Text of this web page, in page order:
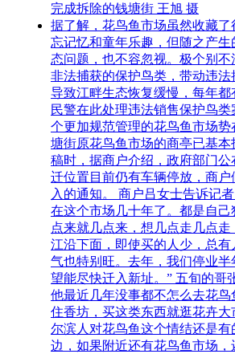
完成拆除的钱塘街 王旭 摄
据了解，花鸟鱼市场虽然收藏
忘记忆和童年乐趣，但随之产生
态问题，也不容忽视。极个别
非法捕获的保护鸟类，带动违法
导致江畔生态恢复缓慢，每年
民警在此处理违法销售保护鸟
个更加规范管理的花鸟鱼市场
塘街原花鸟鱼市场的商亭已基
稿时，据商户介绍，政府部门公
迁位置目前仍有车辆停放，商
入的通知。 商户吕女士告诉记
在这个市场几十年了。都是自
点来就几点来，想几点走几点
江沿下面，即使买的人少，总有
气也特别旺。去年，我们停业
望能尽快迁入新址。” 五旬的哥
他最近几年没事都不怎么去花鸟
住香坊，买这类东西就逛花卉大
尔滨人对花鸟鱼这个情结还是有
边，如果附近还有花鸟鱼市场，